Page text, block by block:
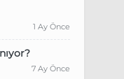
1 Ay Önce
7 Ay Önce